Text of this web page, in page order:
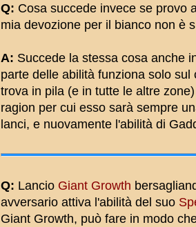
Q: Cosa succede invece se provo
mia devozione per il bianco non è
A: Succede la stessa cosa anche
parte delle abilità funziona solo
trova in pila (e in tutte le altre
ragion per cui esso sarà sempre
lanci, e nuovamente l'abilità di
Q: Lancio Giant Growth
avversario attiva l'abilità del suo
Giant Growth, può fare in modo